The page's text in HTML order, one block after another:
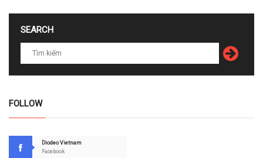
SEARCH
FOLLOW
Diodeo Vietnam
Facebook